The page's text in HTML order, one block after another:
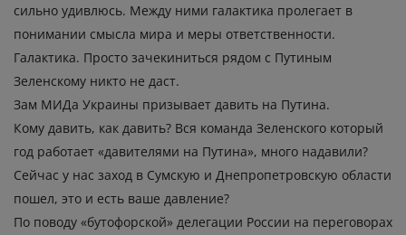
сильно удивлюсь. Между ними галактика пролегает в
понимании смысла мира и меры ответственности.
Галактика. Просто зачекиниться рядом с Путиным
Зеленскому никто не даст.
Зам МИДа Украины призывает давить на Путина.
Кому давить, как давить? Вся команда Зеленского который
год работает «давителями на Путина», много надавили?
Сейчас у нас заход в Сумскую и Днепропетровскую области
пошел, это и есть ваше давление?
По поводу «бутофорской» делегации России на переговорах